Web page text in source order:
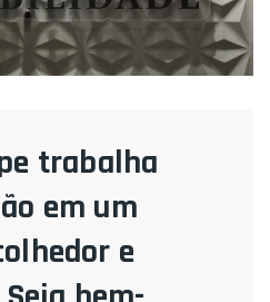
trabalha
em um
e